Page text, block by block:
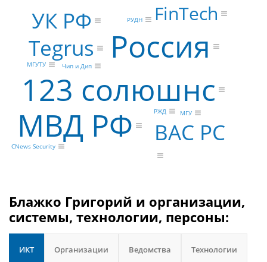
123 солюшнс
МВД РФ
Россия
Tegrus
ВАС РС
УК РФ FinTech
РЖД
Чип и Дип
CNews Security
МГУ
МГУТУ
РУДН
Блажко Григорий и организации,
системы, технологии, персоны:
ИКТ Организации Ведомства Технологии